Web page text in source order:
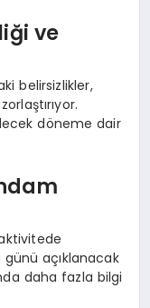
ve
belirsizlikler,
döneme dair
açıklanacak
daha fazla bilgi